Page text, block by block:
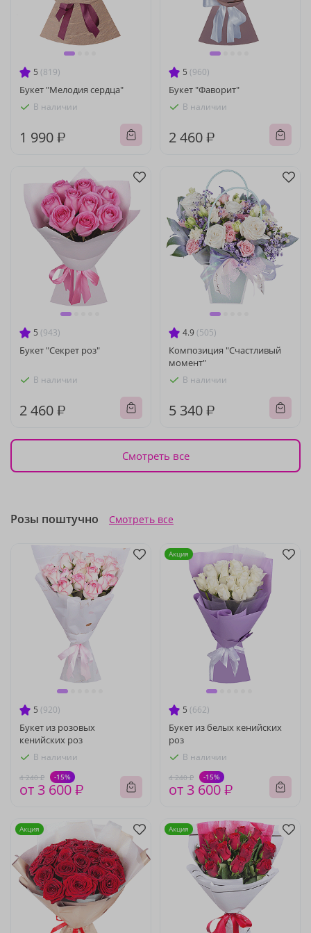
5 (819)
Букет "Мелодия сердца"
В наличии
1 990 ₽
5 (960)
Букет "Фаворит"
В наличии
2 460 ₽
5 (943)
Букет "Секрет роз"
В наличии
2 460 ₽
4.9 (505)
Композиция "Счастливый
момент"
В наличии
5 340 ₽
Смотреть все
Розы поштучно Смотреть все
5 (920)
Букет из розовых
кенийских роз
В наличии
4 240 ₽ -15%
от 3 600 ₽
5 (662)
Букет из белых кенийских
роз
В наличии
4 240 ₽ -15%
от 3 600 ₽
Акция
Акция Акция